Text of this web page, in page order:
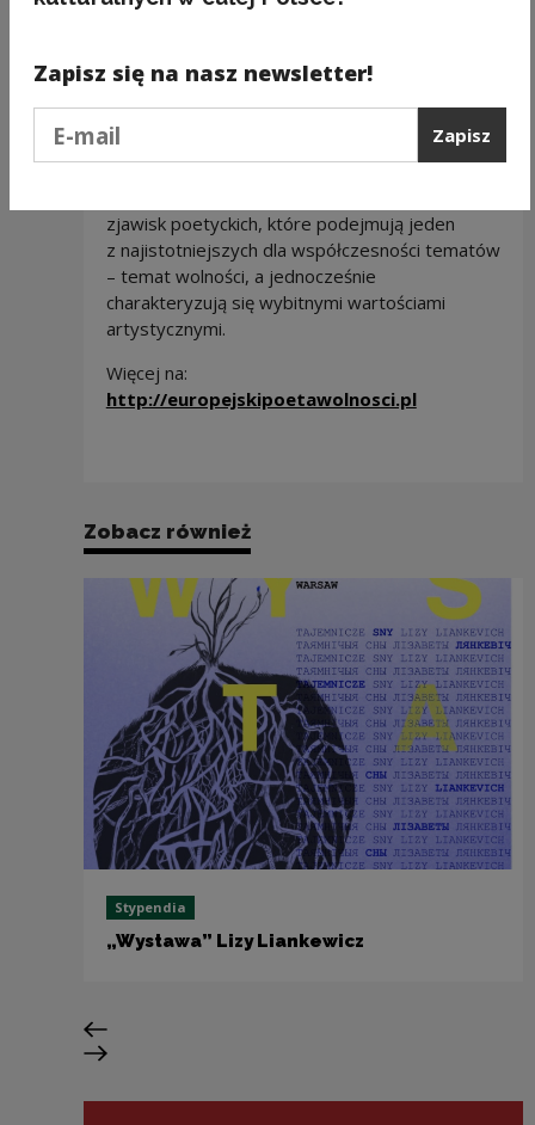
Petr Hruška(Czechy) w tłumaczeniu Doroty
Organizatorem konkursu Nagroda Literacka
zjawisk poetyckich, które podejmują jeden
z najistotniejszych dla współczesności tematów
– temat wolności, a jednocześnie
charakteryzują się wybitnymi wartościami
artystycznymi.
Więcej na:
http://europejskipoetawolnosci.plUwaga, link
Zobacz również
Stypendia
„Wystawa” Lizy Liankewicz
Poprzedni slajd
Następny slajd
Zapisz się na nasz newsletter!
Zapisz